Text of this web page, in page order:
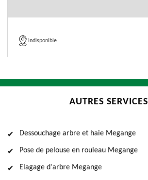
indisponible
AUTRES SERVICES
Dessouchage arbre et haie Megange
Pose de pelouse en rouleau Megange
Elagage d'arbre Megange